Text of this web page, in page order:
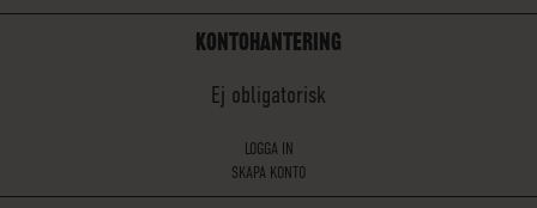
KONTOHANTERING
Ej obligatorisk
LOGGA IN
SKAPA KONTO